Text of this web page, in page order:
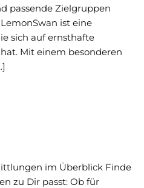
passende Zielgruppen
ist eine
sich auf ernsthafte
Mit einem besonderen
im Überblick Finde
zu Dir passt: Ob für